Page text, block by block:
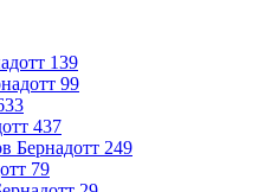
139
99
437
Бернадотт 249
79